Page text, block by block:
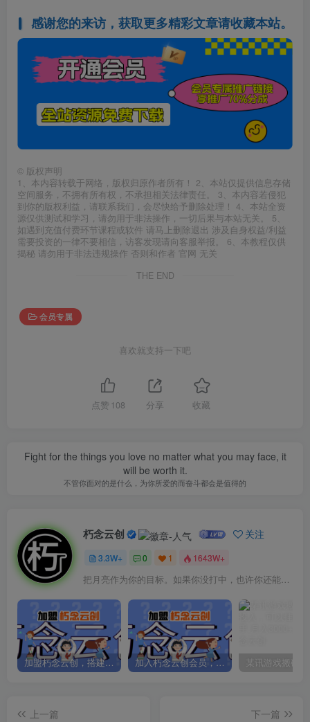
感谢您的来访，获取更多精彩文章请收藏本站。
© 版权声明
1、本内容转载于网络，版权归原作者所有！ 2、本站仅提供信息存储
空间服务，不拥有所有权，不承担相关法律责任。 3、本内容若侵犯
到你的版权利益，请联系我们，会尽快给予删除处理！ 4、本站全资
源仅供测试和学习，请勿用于非法操作，一切后果与本站无关。 5、
如遇到充值付费环节课程或软件 请马上删除退出 涉及自身权益/利益
需要投资的一律不要相信，访客发现请向客服举报。 6、本教程仅供
揭秘 请勿用于非法违规操作 否则和作者 官网 无关
THE END
会员专属
喜欢就支持一下吧
点赞 108 分享 收藏
Fight for the things you love no matter what you may face, it
will be worth it.
不管你面对的是什么，为你所爱的而奋斗都会是值得的
朽念云创 关注
3.3W+ 0 1 1643W+
把月亮作为你的目标。如果你没打中，也许你还能打中星星
加盟朽念云创，搭建同款项目资源站，实现日入2000+ 加入朽念云创会员，全站资源免费学习。
上一篇
下一篇